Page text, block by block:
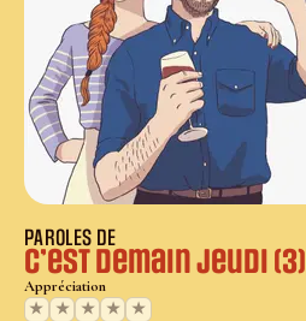
PAROLES DE
C’est demain jeudi (3)
Appréciation
★
★ ★ ★ ★